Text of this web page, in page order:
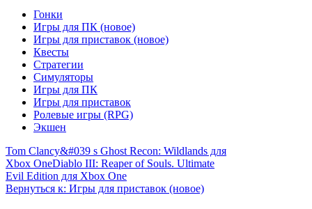
Гонки
Игры для ПК (новое)
Игры для приставок (новое)
Квесты
Стратегии
Симуляторы
Игры для ПК
Игры для приставок
Ролевые игры (RPG)
Экшен
Tom Clancy&#039 s Ghost Recon: Wildlands для
Xbox OneDiablo III: Reaper of Souls. Ultimate
Evil Edition для Xbox One
Вернуться к: Игры для приставок (новое)